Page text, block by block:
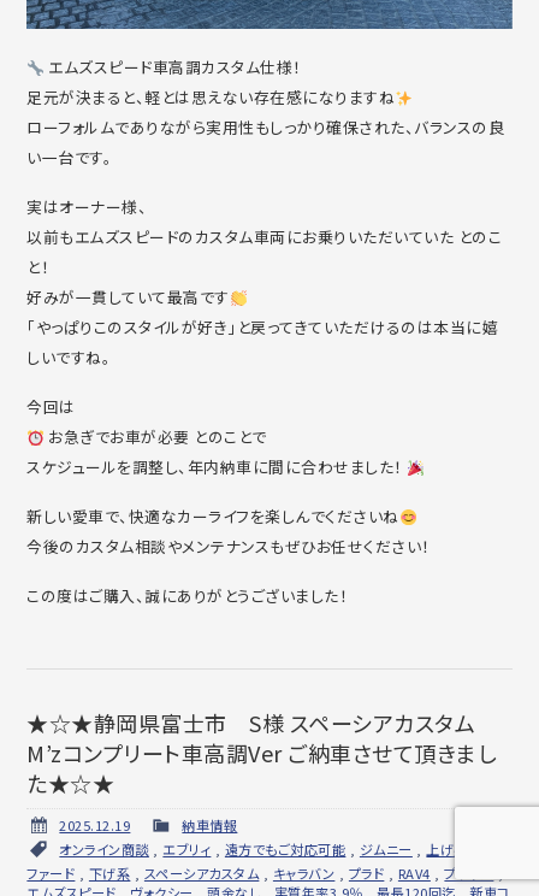
エムズスピード車高調カスタム仕様！
足元が決まると、軽とは思えない存在感になりますね
ローフォルムでありながら実用性もしっかり確保された、バランスの良
い一台です。
実はオーナー様、
以前もエムズスピードのカスタム車両にお乗りいただいていた とのこ
と！
好みが一貫していて最高です
「やっぱりこのスタイルが好き」と戻ってきていただけるのは本当に嬉
しいですね。
今回は
お急ぎでお車が必要 とのことで
スケジュールを調整し、年内納車に間に合わせました！
新しい愛車で、快適なカーライフを楽しんでくださいね
今後のカスタム相談やメンテナンスもぜひお任せください！
この度はご購入、誠にありがとうございました！
★☆★静岡県富士市 S様 スペーシアカスタム
M’zコンプリート車高調Ver ご納車させて頂きまし
た★☆★
2025.12.19
納車情報
オンライン商談, エブリィ 遠方でもご対応可能 ジムニー 上げ系
ファード
下げ系 スペーシアカスタム キャラバン プラド RAV4 ,プリウス